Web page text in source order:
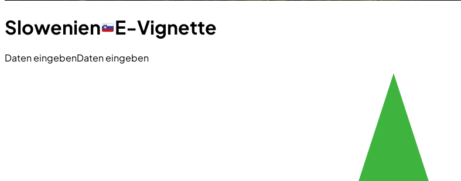
Slowenien E-Vignette
Daten eingebenDaten eingeben